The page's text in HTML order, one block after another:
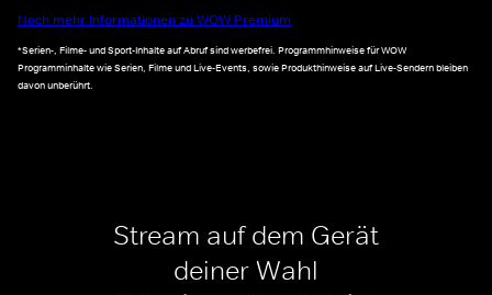
Noch mehr Informationen zu WOW Premium
*Serien-, Filme- und Sport-Inhalte auf Abruf sind werbefrei. Programmhinweise für WOW
Programminhalte wie Serien, Filme und Live-Events, sowie Produkthinweise auf Live-Sendern bleiben
davon unberührt.
Stream auf dem Gerät
deiner Wahl